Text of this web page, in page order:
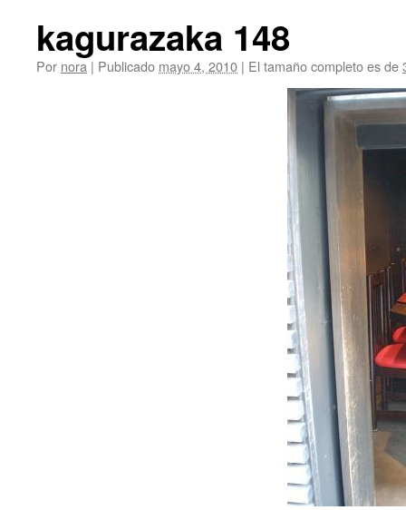
kagurazaka 148
Por nora | Publicado mayo 4, 2010 | El tamaño completo es de